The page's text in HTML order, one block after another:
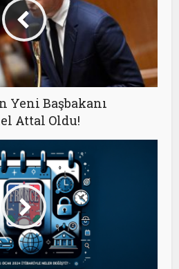
Yeni Başbakanı
Attal Oldu!